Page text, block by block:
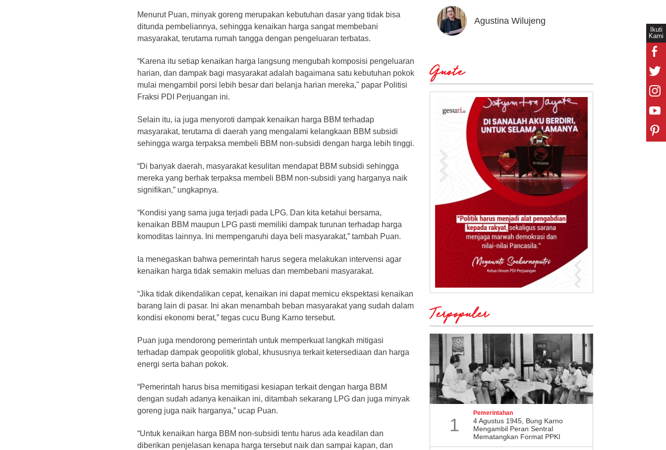
Ikuti
Kami
Menurut Puan, minyak goreng merupakan kebutuhan dasar yang tidak bisa
ditunda pembeliannya, sehingga kenaikan harga sangat membebani
masyarakat, terutama rumah tangga dengan pengeluaran terbatas.
“Karena itu setiap kenaikan harga langsung mengubah komposisi pengeluaran
harian, dan dampak bagi masyarakat adalah bagaimana satu kebutuhan pokok
mulai mengambil porsi lebih besar dari belanja harian mereka," papar Politisi
Fraksi PDI Perjuangan ini.
Selain itu, ia juga menyoroti dampak kenaikan harga BBM terhadap
masyarakat, terutama di daerah yang mengalami kelangkaan BBM subsidi
sehingga warga terpaksa membeli BBM non-subsidi dengan harga lebih tinggi.
“Di banyak daerah, masyarakat kesulitan mendapat BBM subsidi sehingga
mereka yang berhak terpaksa membeli BBM non-subsidi yang harganya naik
signifikan,” ungkapnya.
“Kondisi yang sama juga terjadi pada LPG. Dan kita ketahui bersama,
kenaikan BBM maupun LPG pasti memiliki dampak turunan terhadap harga
komoditas lainnya. Ini mempengaruhi daya beli masyarakat,” tambah Puan.
Ia menegaskan bahwa pemerintah harus segera melakukan intervensi agar
kenaikan harga tidak semakin meluas dan membebani masyarakat.
“Jika tidak dikendalikan cepat, kenaikan ini dapat memicu ekspektasi kenaikan
barang lain di pasar. Ini akan menambah beban masyarakat yang sudah dalam
kondisi ekonomi berat,” tegas cucu Bung Karno tersebut.
Puan juga mendorong pemerintah untuk memperkuat langkah mitigasi
terhadap dampak geopolitik global, khususnya terkait ketersediaan dan harga
energi serta bahan pokok.
“Pemerintah harus bisa memitigasi kesiapan terkait dengan harga BBM
dengan sudah adanya kenaikan ini, ditambah sekarang LPG dan juga minyak
goreng juga naik harganya,” ucap Puan.
“Untuk kenaikan harga BBM non-subsidi tentu harus ada keadilan dan
diberikan penjelasan kenapa harga tersebut naik dan sampai kapan, dan
Agustina Wilujeng
Quote
Terpopuler
1
Pemerintahan
4 Agustus 1945, Bung Karno
Mengambil Peran Sentral
Mematangkan Format PPKI